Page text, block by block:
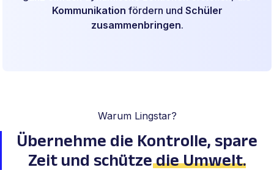
Kommunikation fördern und Schüler
zusammenbringen.
Warum Lingstar?
Übernehme die Kontrolle, spare
Zeit und schützedie Umwelt.